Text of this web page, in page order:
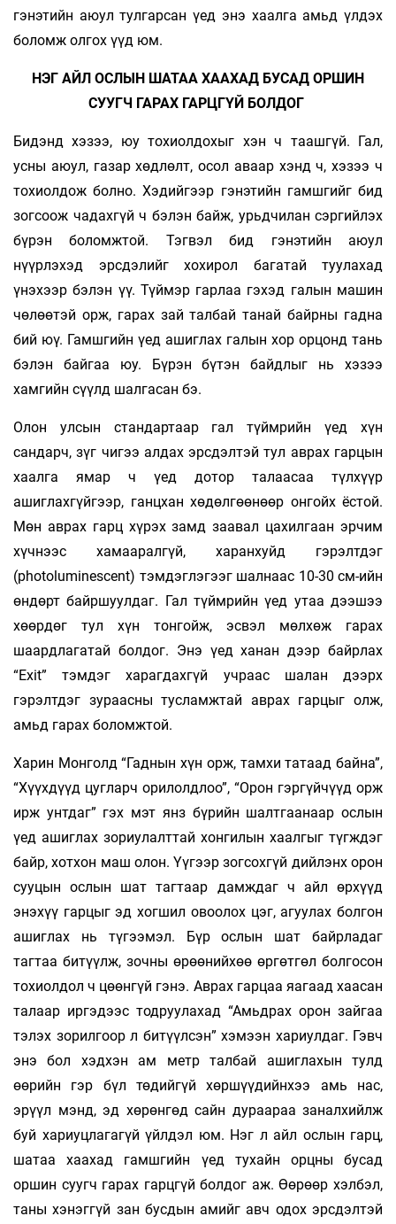
гэнэтийн аюул тулгарсан үед энэ хаалга амьд үлдэх
боломж олгох үүд юм.
НЭГ АЙЛ ОСЛЫН ШАТАА ХААХАД БУСАД ОРШИН
СУУГЧ ГАРАХ ГАРЦГҮЙ БОЛДОГ
Бидэнд хэзээ, юу тохиолдохыг хэн ч таашгүй. Гал,
усны аюул, газар хөдлөлт, осол аваар хэнд ч, хэзээ ч
тохиолдож болно. Хэдийгээр гэнэтийн гамшгийг бид
зогсоож чадахгүй ч бэлэн байж, урьдчилан сэргийлэх
бүрэн боломжтой. Тэгвэл бид гэнэтийн аюул
нүүрлэхэд эрсдэлийг хохирол багатай туулахад
үнэхээр бэлэн үү. Түймэр гарлаа гэхэд галын машин
чөлөөтэй орж, гарах зай талбай танай байрны гадна
бий юү. Гамшгийн үед ашиглах галын хор орцонд тань
бэлэн байгаа юу. Бүрэн бүтэн байдлыг нь хэзээ
хамгийн сүүлд шалгасан бэ.
Олон улсын стандартаар гал түймрийн үед хүн
сандарч, зүг чигээ алдах эрсдэлтэй тул аврах гарцын
хаалга ямар ч үед дотор талаасаа түлхүүр
ашиглахгүйгээр, ганцхан хөдөлгөөнөөр онгойх ёстой.
Мөн аврах гарц хүрэх замд заавал цахилгаан эрчим
хүчнээс хамааралгүй, харанхуйд гэрэлтдэг
(photoluminescent) тэмдэглэгээг шал­наас 10-30 см-ийн
өндөрт байршуулдаг. Гал түймрийн үед утаа дээшээ
хөөрдөг тул хүн тонгойж, эсвэл мөлхөж гарах
шаардлагатай болдог. Энэ үед ханан дээр байрлах
“Exit” тэмдэг харагдахгүй учраас шалан дээрх
гэрэлтдэг зураасны тусламжтай аврах гарцыг олж,
амьд гарах боломжтой.
Харин Монголд “Гаднын хүн орж, тамхи татаад байна”,
“Хүүхдүүд цугларч орилолдлоо”, “Орон гэргүйчүүд орж
ирж унтдаг” гэх мэт янз бүрийн шалтгаанаар ослын
үед ашиглах зориулалттай хонгилын хаалгыг түгждэг
байр, хотхон маш олон. Үүгээр зогсохгүй дийлэнх орон
сууцын ослын шат тагтаар дамждаг ч айл өрхүүд
энэхүү гарцыг эд хогшил овоолох цэг, агуулах болгон
ашиглах нь түгээмэл. Бүр ослын шат байрладаг
тагтаа битүүлж, зочны өрөөнийхөө өргөтгөл болгосон
тохиолдол ч цөөнгүй гэнэ. Аврах гарцаа яагаад хаасан
талаар иргэдээс тодруулахад “Амьдрах орон зайгаа
тэлэх зорилгоор л битүүлсэн” хэмээн хариулдаг. Гэвч
энэ бол хэдхэн ам метр талбай ашиглахын тулд
өөрийн гэр бүл төдийгүй хөршүүдийнхээ амь нас,
эрүүл мэнд, эд хөрөнгөд сайн дураараа заналхийлж
буй хариуцлагагүй үйлдэл юм. Нэг л айл ослын гарц,
шатаа хаахад гамшгийн үед тухайн орцны бусад
оршин суугч гарах гарцгүй болдог аж. Өөрөөр хэлбэл,
таны хэнэггүй зан бусдын амийг авч одох эрсдэлтэй